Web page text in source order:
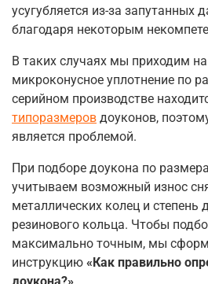
усугубляется из-за запутанных
благодаря некоторым
В таких случаях мы приходим
микроконусное уплотнение по
серийном производстве
типоразмеров доуконов,
является проблемой.
При подборе доукона по
учитываем возможный износ
металлических колец и степень
резинового кольца. Чтобы
максимально точным, мы
инструкцию «Как правильно
доукона?»